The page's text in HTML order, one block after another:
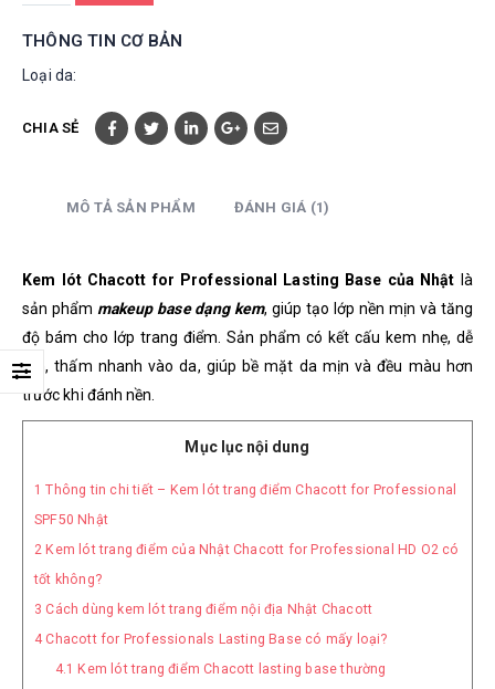
THÔNG TIN CƠ BẢN
Loại da:
CHIA SẺ
MÔ TẢ SẢN PHẨM ĐÁNH GIÁ (1)
Kem lót Chacott for Professional Lasting Base của Nhật là
sản phẩmmakeup base dạng kem, giúp tạo lớp nền mịn và tăng
độ bám cho lớp trang điểm. Sản phẩmcó kết cấu kem nhẹ, dễ
tán, thấm nhanh vào da, giúp bề mặt da mịn và đều màu hơn
trước khi đánh nền.
Mục lục nội dung
1 Thông tin chi tiết – Kem lót trang điểm Chacott for Professional
SPF50 Nhật
2 Kem lót trang điểm của Nhật Chacott for Professional HD O2 có
tốt không?
3 Cách dùng kem lót trang điểm nội địa Nhật Chacott
4Chacott for Professionals Lasting Base có mấy loại?
4.1 Kem lót trang điểm Chacott lasting base thường